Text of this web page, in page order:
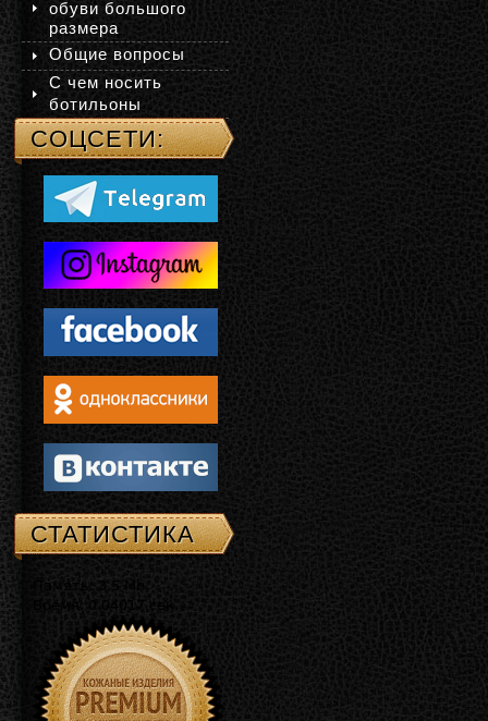
обуви большого
размера
Общие вопросы
С чем носить
ботильоны
СОЦСЕТИ:
СТАТИСТИКА
Память: 3.5 Mb
Время: 0.04017 сек.